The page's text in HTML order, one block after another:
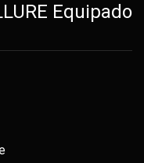
Equipado